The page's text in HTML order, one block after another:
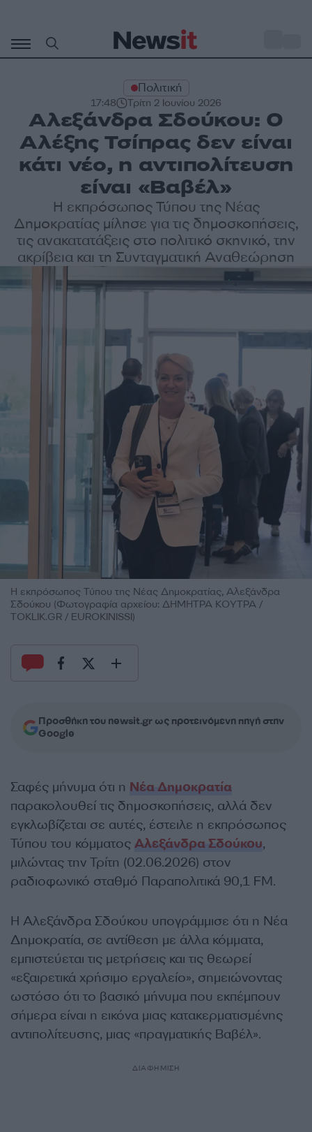
περιεχόμενο
Πολιτική
17:48 Τρίτη 2 Ιουνίου 2026
Αλεξάνδρα Σδούκου: Ο
Αλέξης Τσίπρας δεν είναι
κάτι νέο, η αντιπολίτευση
είναι «Βαβέλ»
Η εκπρόσωπος Τύπου της Νέας
Δημοκρατίας μίλησε για τις δημοσκοπήσεις,
τις ανακατατάξεις στο πολιτικό σκηνικό, την
ακρίβεια και τη Συνταγματική Αναθεώρηση
Η εκπρόσωπος Τύπου της Νέας Δημοκρατίας, Αλεξάνδρα
Σδούκου (Φωτογραφία αρχείου: ΔΗΜΗΤΡΑ ΚΟΥΤΡΑ /
TOKLIK.GR / EUROKINISSI)
Προσθήκη του newsit.gr ως προτεινόμενη πηγή στην
Google
Σαφές μήνυμα ότι η Νέα Δημοκρατία
παρακολουθεί τις δημοσκοπήσεις, αλλά δεν
εγκλωβίζεται σε αυτές, έστειλε η εκπρόσωπος
Τύπου του κόμματος Αλεξάνδρα Σδούκου,
μιλώντας την Τρίτη (02.06.2026) στον
ραδιοφωνικό σταθμό Παραπολιτικά 90,1 FM.
Η Αλεξάνδρα Σδούκου υπογράμμισε ότι η Νέα
Δημοκρατία, σε αντίθεση με άλλα κόμματα,
εμπιστεύεται τις μετρήσεις και τις θεωρεί
«εξαιρετικά χρήσιμο εργαλείο», σημειώνοντας
ωστόσο ότι το βασικό μήνυμα που εκπέμπουν
σήμερα είναι η εικόνα μιας κατακερματισμένης
αντιπολίτευσης, μιας «πραγματικής Βαβέλ».
ΔΙΑΦΗΜΙΣΗ